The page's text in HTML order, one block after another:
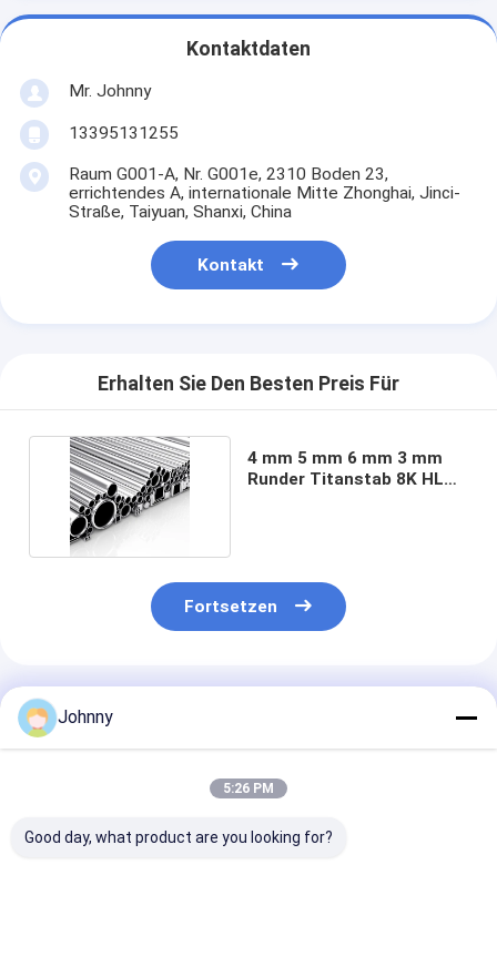
Kontaktdaten
Mr. Johnny
13395131255
Raum G001-A, Nr. G001e, 2310 Boden 23,
errichtendes A, internationale Mitte Zhonghai, Jinci-
Straße, Taiyuan, Shanxi, China
Kontakt
Erhalten Sie Den Besten Preis Für
4 mm 5 mm 6 mm 3 mm
Runder Titanstab 8K HL
Fortsetzen
Empfohlene Produkte
Johnny
5:26 PM
Good day, what product are you looking for?